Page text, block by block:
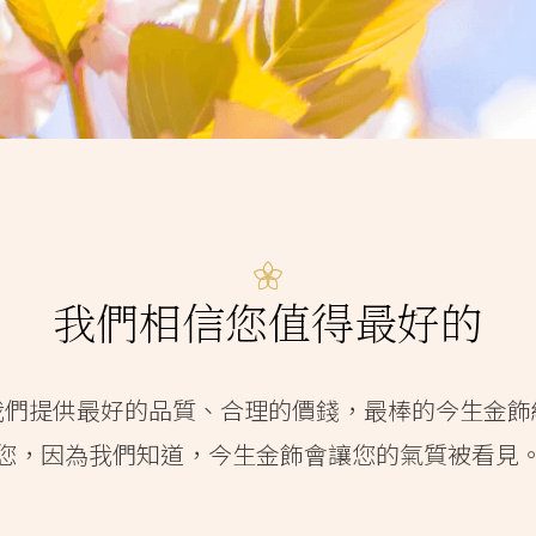
我們相信您值得最好的
提供最好的品質、合理的價錢，最棒的今生金
，因為我們知道，今生金飾會讓您的氣質被看見